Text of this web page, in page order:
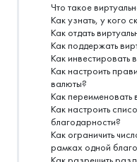
Что такое
Как узнать, у кого
Как отдать
Как поддержать
Как инвестировать
Как настроить
валюты?
Как переименовать
Как настроить
благодарности?
Как ограничить
рамках одной